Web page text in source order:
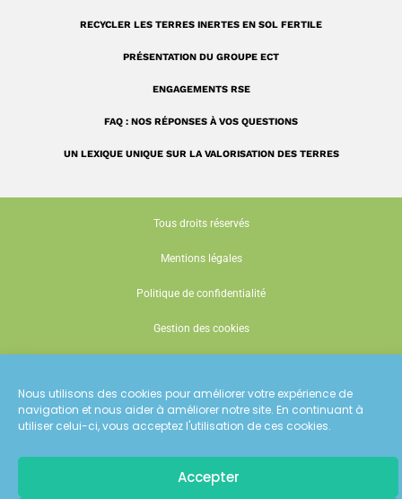
Nous utilisons des cookies pour améliorer votre expérience de
navigation et nous aider à améliorer notre site. En continuant à
utiliser celui-ci, vous acceptez l'utilisation de ces cookies.
Accepter
RECYCLER LES TERRES INERTES EN SOL FERTILE
PRÉSENTATION DU GROUPE ECT
ENGAGEMENTS RSE
FAQ : NOS RÉPONSES À VOS QUESTIONS
UN LEXIQUE UNIQUE SUR LA VALORISATION DES TERRES
Tous droits réservés
Mentions légales
Politique de confidentialité
Gestion des cookies